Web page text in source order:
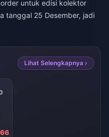
untuk edisi kolektor
tanggal 25 Desember, jadi
Lihat Selengkapnya ›